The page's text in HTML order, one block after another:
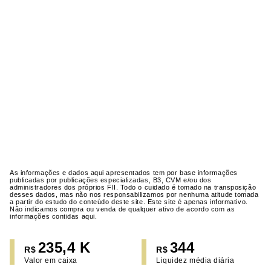
As informações e dados aqui apresentados tem por base informações
publicadas por publicações especializadas, B3, CVM e/ou dos
administradores dos próprios FII. Todo o cuidado é tomado na transposição
desses dados, mas não nos responsabilizamos por nenhuma atitude tomada
a partir do estudo do conteúdo deste site. Este site é apenas informativo.
Não indicamos compra ou venda de qualquer ativo de acordo com as
informações contidas aqui.
R$ 235,4 K
Valor em caixa
R$ 344
Liquidez média diária